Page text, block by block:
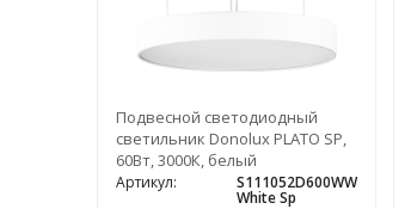
Подвесной светодиодный
светильник Donolux PLATO SP,
60Вт, 3000К, белый
Артикул: S111052D600WW
White Sp